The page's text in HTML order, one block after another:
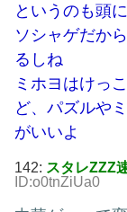
というのも頭
ソシャゲだか
るしね
ミホヨはけっ
ど、パズルや
がいいよ
142: スタレZZZ
ID:o0tnZiUa0